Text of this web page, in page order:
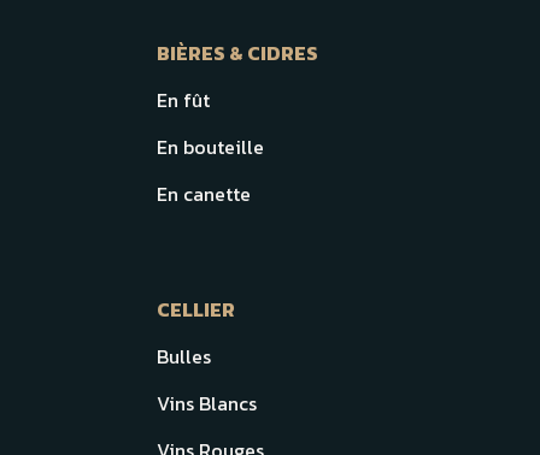
BIÈRES & CIDRES
En fût
En bouteille
En canette
CELLIER
Bulles
Vins Blancs